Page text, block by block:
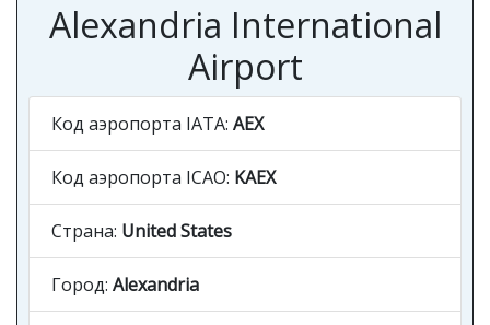
Alexandria International
Airport
Код аэропорта IATA: AEX
Код аэропорта ICAO: KAEX
Страна: United States
Город: Alexandria